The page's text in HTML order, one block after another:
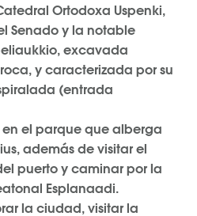
Ortodoxa Uspenki,
Senado y la notable
excavada
y caracterizada por su
(entrada
el parque que alberga
además de visitar el
puerto y caminar por la
Esplanaadi.
la ciudad, visitar la